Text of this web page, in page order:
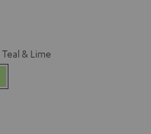
Teal & Lime
&